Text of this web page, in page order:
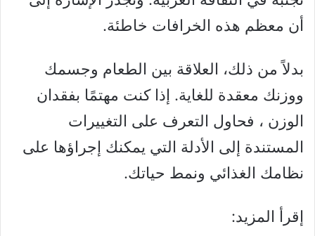
أن معظم هذه الخرافات خاطئة.
بدلاً من ذلك، العلاقة بين الطعام وجسمك
ووزنك معقدة للغاية. إذا كنت مهتمًا بفقدان
الوزن ، فحاول التعرف على التغييرات
المستندة إلى الأدلة التي يمكنك إجراؤها على
نظامك الغذائي ونمط حياتك.
إقرأ المزيد: